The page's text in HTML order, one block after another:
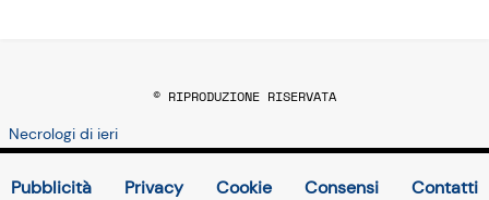
© RIPRODUZIONE RISERVATA
Necrologi di ieri
Pubblicità Privacy Cookie Consensi
Contatti